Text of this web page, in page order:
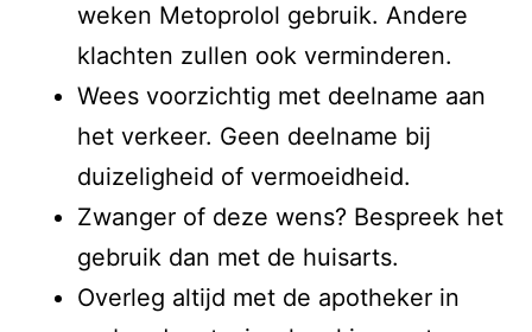
weken Metoprolol gebruik. Andere
klachten zullen ook verminderen.
Wees voorzichtig met deelname aan
het verkeer. Geen deelname bij
duizeligheid of vermoeidheid.
Zwanger of deze wens? Bespreek het
gebruik dan met de huisarts.
Overleg altijd met de apotheker in